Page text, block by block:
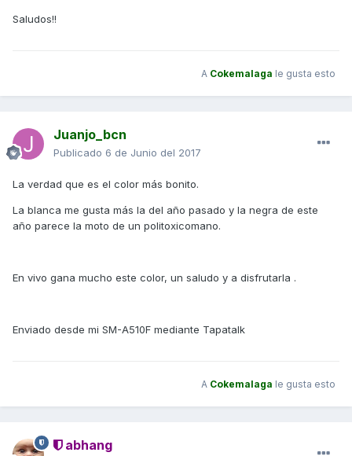
Saludos!!
A Cokemalaga le gusta esto
Juanjo_bcn
Publicado 6 de Junio del 2017
La verdad que es el color más bonito.
La blanca me gusta más la del año pasado y la negra de este
año parece la moto de un politoxicomano.
En vivo gana mucho este color, un saludo y a disfrutarla .
Enviado desde mi SM-A510F mediante Tapatalk
A Cokemalaga le gusta esto
abhang